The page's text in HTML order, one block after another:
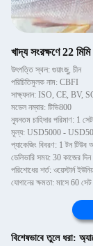
খাদ্য সংরক্ষণে 22
উৎপত্তি স্থল: গুয়াংজু, চীন
পরিচিতিমুলক নাম: CBFI
সাক্ষ্যদান: ISO, CE, BV,
মডেল নম্বার: টিভি800
ন্যূনতম চাহিদার পরিমাণ: 1 সেট
মূল্য: USD5000 -
প্যাকেজিং বিবরণ: 1 টন টিউব
ডেলিভারি সময়: 30 কাজের দিন
পরিশোধের শর্ত: ওয়েস্টার্ন
যোগানের ক্ষমতা: মাসে 60 সেট
বিশেষভাবে তুলে ধরা: